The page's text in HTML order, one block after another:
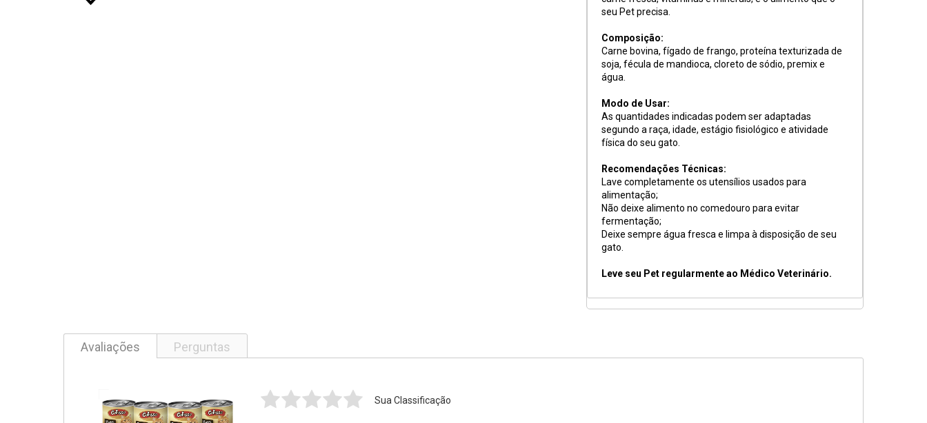
seu Pet precisa.
Composição:
Carne bovina, fígado de frango, proteína texturizada de
soja, fécula de mandioca, cloreto de sódio, premix e
água.
Modo de Usar:
As quantidades indicadas podem ser adaptadas
segundo a raça, idade, estágio fisiológico e atividade
física do seu gato.
Recomendações Técnicas:
Lave completamente os utensílios usados para
alimentação;
Não deixe alimento no comedouro para evitar
fermentação;
Deixe sempre água fresca e limpa à disposição de seu
gato.
Leve seu Pet regularmente ao Médico Veterinário.
Avaliações Perguntas
Sua Classificação